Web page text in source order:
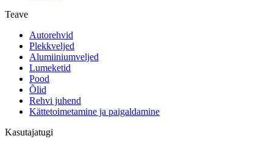
Teave
Autorehvid
Plekkveljed
Alumiiniumveljed
Lumeketid
Pood
Õlid
Rehvi juhend
Kättetoimetamine ja paigaldamine
Kasutajatugi